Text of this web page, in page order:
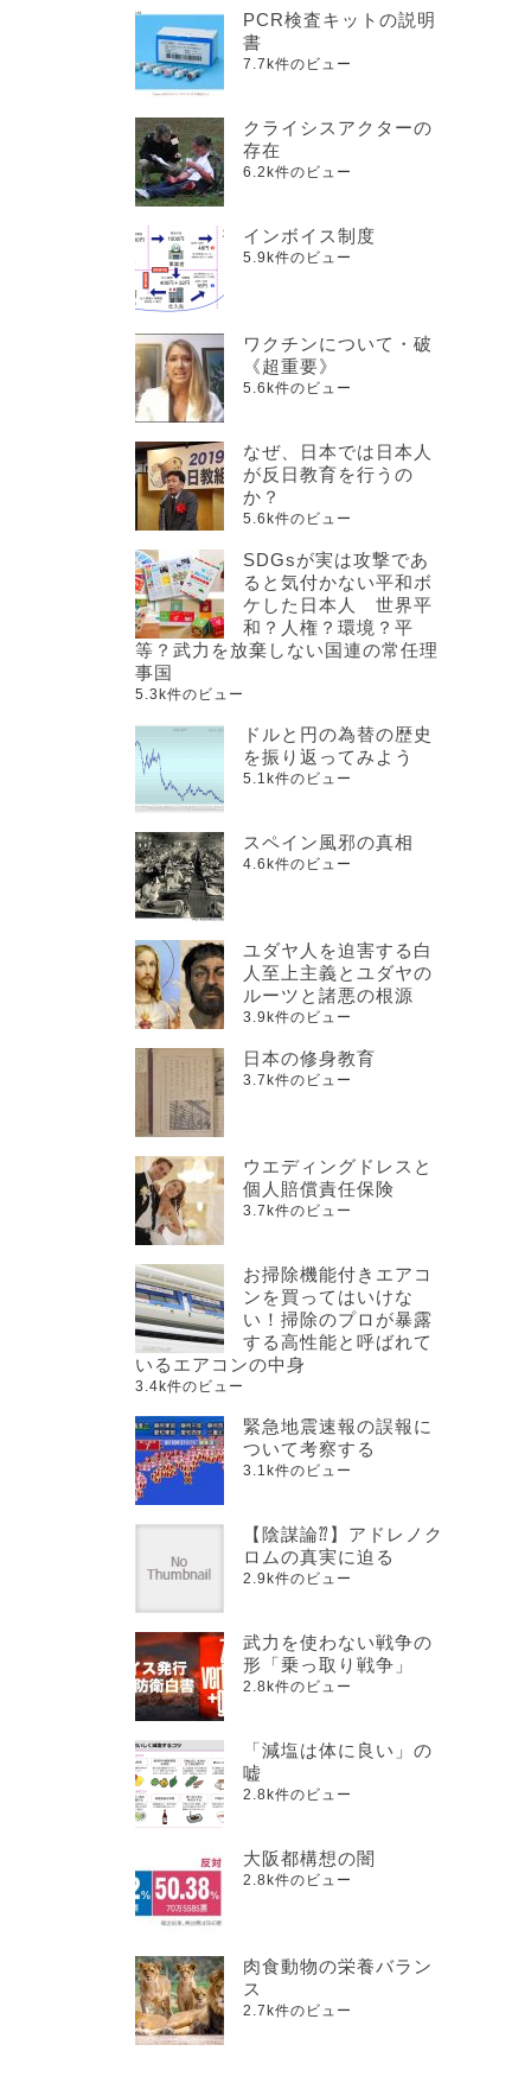
PCR検査キットの説明
書
7.7k件のビュー
クライシスアクターの
存在
6.2k件のビュー
インボイス制度
5.9k件のビュー
ワクチンについて・破
《超重要》
5.6k件のビュー
なぜ、日本では日本人
が反日教育を行うの
か？
5.6k件のビュー
SDGsが実は攻撃であ
ると気付かない平和ボ
ケした日本人 世界平
和？人権？環境？平
等？武力を放棄しない国連の常任理
事国
5.3k件のビュー
ドルと円の為替の歴史
を振り返ってみよう
5.1k件のビュー
スペイン風邪の真相
4.6k件のビュー
ユダヤ人を迫害する白
人至上主義とユダヤの
ルーツと諸悪の根源
3.9k件のビュー
日本の修身教育
3.7k件のビュー
ウエディングドレスと
個人賠償責任保険
3.7k件のビュー
お掃除機能付きエアコ
ンを買ってはいけな
い！掃除のプロが暴露
する高性能と呼ばれて
いるエアコンの中身
3.4k件のビュー
緊急地震速報の誤報に
ついて考察する
3.1k件のビュー
【陰謀論⁇】アドレノク
ロムの真実に迫る
2.9k件のビュー
武力を使わない戦争の
形「乗っ取り戦争」
2.8k件のビュー
「減塩は体に良い」の
嘘
2.8k件のビュー
大阪都構想の闇
2.8k件のビュー
肉食動物の栄養バラン
ス
2.7k件のビュー